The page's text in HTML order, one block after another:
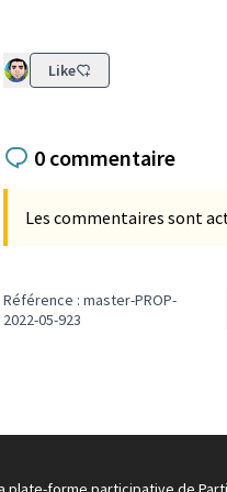
Like
0 commentaire
Les commentaires sont
Référence : master-PROP-
2022-05-923